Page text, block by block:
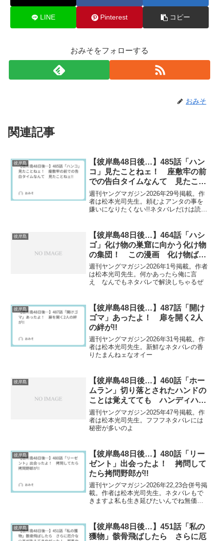
LINE Pinterest コピー
おみそをフォローする
おみそ
関連記事
彼岸島
【彼岸島48日後…】485話「ハン
コ」見たことねェ！ 座敷牢の前
での告白タイムなんて 見たこと
ねェ!!
週刊ヤングマガジン2026年29号掲載。作
者は松本光司先生。頼むよアンタの事を
嫌いになりたくない!!ネタバレだけは読ま
彼岸島
【彼岸島48日後…】464話「ハシ
ゴ」化け物の巣窟に向かう化け物
の集団！ この漫画 化け物ばか
り出てきやがるぞ!!
週刊ヤングマガジン2026年1号掲載。作者
は松本光司先生。何かあったら俺に言
え なんでもネタバレで解決しちゃるぜ
彼岸島
【彼岸島48日後…】487話「開け
ゴマ」あったよ！ 扉を開く2人
の絆が!!
週刊ヤングマガジン2026年31号掲載。作
者は松本光司先生。新鮮なネタバレの香
りたまんねェなオイー
彼岸島
【彼岸島48日後…】460話「ホー
ムラン」切り落とされたハンドの
ことは覚えてても ハンディハン
ディのことは忘れてやがる！
週刊ヤングマガジン2025年47号掲載。作
者は松本光司先生。フフフネタバレには
秘密が多いのよ
彼岸島
【彼岸島48日後…】480話「リー
ゼント」出会ったよ！ 拷問して
たら拷問野郎が!!
週刊ヤングマガジン2026年22,23合併号掲
載。作者は松本光司先生。ネタバレもで
きますよ私も生き延びたいんでね無価値
彼岸島
【彼岸島48日後…】451話「私の
獲物」骸骨飛ばしたら さらに厄